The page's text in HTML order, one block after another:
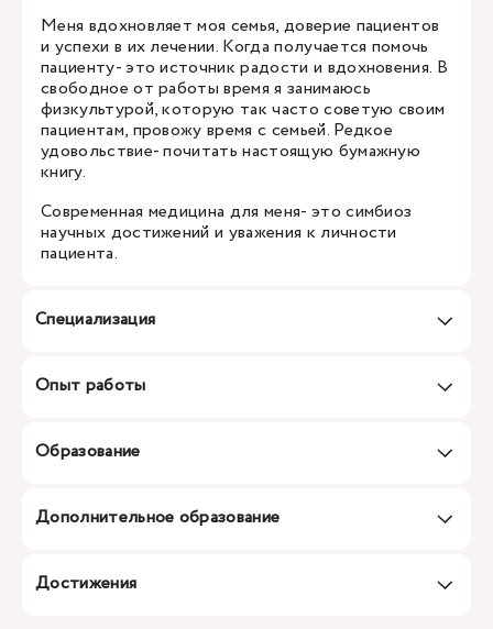
Меня вдохновляет моя семья, доверие пациентов
и успехи в их лечении. Когда получается помочь
пациенту- это источник радости и вдохновения. В
свободное от работы время я занимаюсь
физкультурой, которую так часто советую своим
пациентам, провожу время с семьей. Редкое
удовольствие- почитать настоящую бумажную
книгу.
Современная медицина для меня- это симбиоз
научных достижений и уважения к личности
пациента.
Специализация
Опыт работы
Образование
Дополнительное образование
Достижения